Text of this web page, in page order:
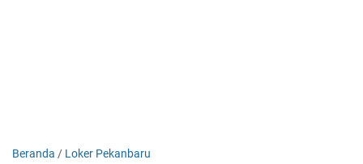
Beranda / Loker Pekanbaru